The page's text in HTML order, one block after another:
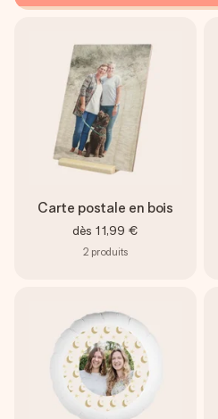
Carte postale en bois
dès 11,99 €
2 produits